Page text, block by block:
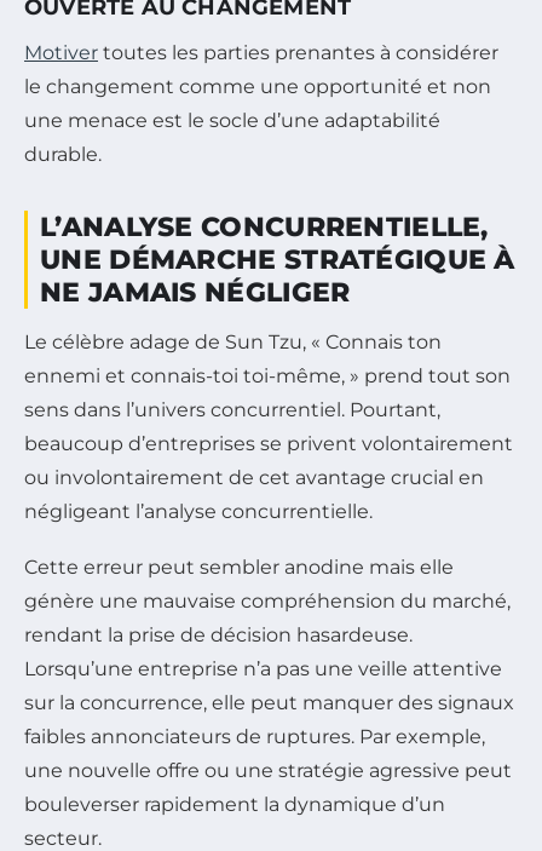
OUVERTE AU CHANGEMENT
Motiver toutes les parties prenantes à considérer
le changement comme une opportunité et non
une menace est le socle d’une adaptabilité
durable.
L’ANALYSE CONCURRENTIELLE,
UNE DÉMARCHE STRATÉGIQUE À
NE JAMAIS NÉGLIGER
Le célèbre adage de Sun Tzu, « Connais ton
ennemi et connais-toi toi-même, » prend tout son
sens dans l’univers concurrentiel. Pourtant,
beaucoup d’entreprises se privent volontairement
ou involontairement de cet avantage crucial en
négligeant l’analyse concurrentielle.
Cette erreur peut sembler anodine mais elle
génère une mauvaise compréhension du marché,
rendant la prise de décision hasardeuse.
Lorsqu’une entreprise n’a pas une veille attentive
sur la concurrence, elle peut manquer des signaux
faibles annonciateurs de ruptures. Par exemple,
une nouvelle offre ou une stratégie agressive peut
bouleverser rapidement la dynamique d’un
secteur.